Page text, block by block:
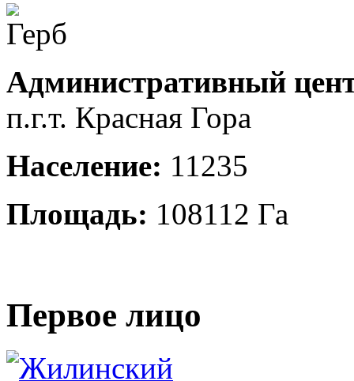
Административный
п.г.т. Красная Гора
Население: 11235
Площадь: 108112 Га
Первое лицо